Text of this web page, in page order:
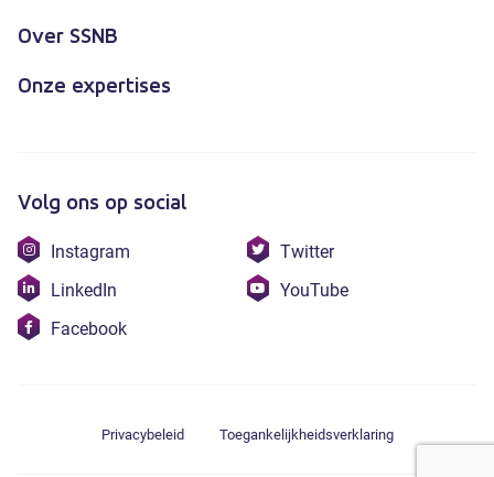
Over SSNB
Onze expertises
Volg ons op social
Bezoek
onze
instagram
Instagram
Bezoek
onze
Twitter
Bezoek
onze
LinkedIn
Bezoek
YouTube
Bezoek
Facebook
Privacybeleid Toegankelijkheidsverklaring